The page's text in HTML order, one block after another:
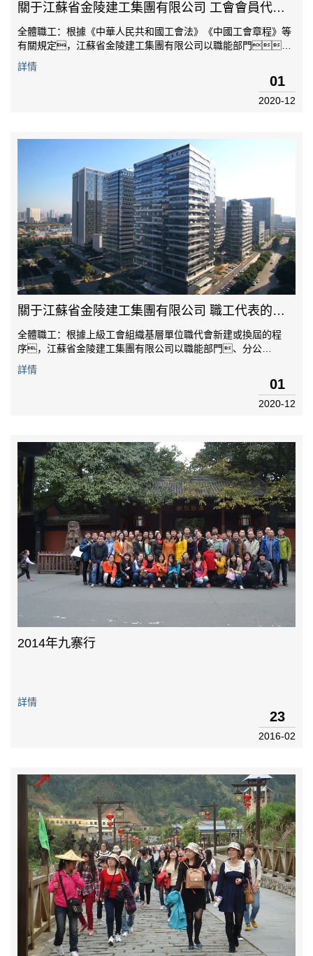
關于江蘇省金陵建工集團有限公司 工會會員代表的公示
全體職工：根據《中華人民共和國工會法》《中國工會章程》等
有關規定，江蘇省金陵建工集團有限公司以職能部門、
分公司、項目部、班組為單位，設立選
區，選出47名工會會員代表，其中女工會會員代表
10人，現將選舉結果予以公示（具體名單附后）。公示時
詳情
01
2020-12
關于江蘇省金陵建工集團有限公司 職工代表的公示
全體職工：根據上級工會組織基層單位職代會新建或換屆的程
序，江蘇省金陵建工集團有限公司以職能部門、分公
司、項目部、班組為單位，設立選
區，共選出83名職工代表，現將選舉結果予以公示（具體名
單附后）。公示時間：5天。公示期間，職工可以通
詳情
01
2020-12
2014年九寨行
詳情
23
2016-02